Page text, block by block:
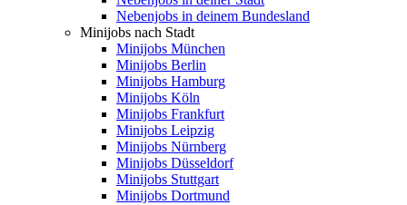
Nebenjobs in deinem Bundesland
Minijobs nach Stadt
Minijobs München
Minijobs Berlin
Minijobs Hamburg
Minijobs Köln
Minijobs Frankfurt
Minijobs Leipzig
Minijobs Nürnberg
Minijobs Düsseldorf
Minijobs Stuttgart
Minijobs Dortmund